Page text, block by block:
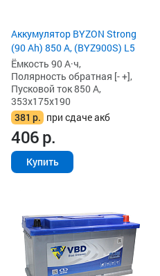
Аккумулятор BYZON Strong
(90 Ah) 850 А, (BYZ900S) L5
Ёмкость 90 А·ч,
Полярность обратная [- +],
Пусковой ток 850 А,
353x175x190
381 р. при сдаче акб
406р.
Купить